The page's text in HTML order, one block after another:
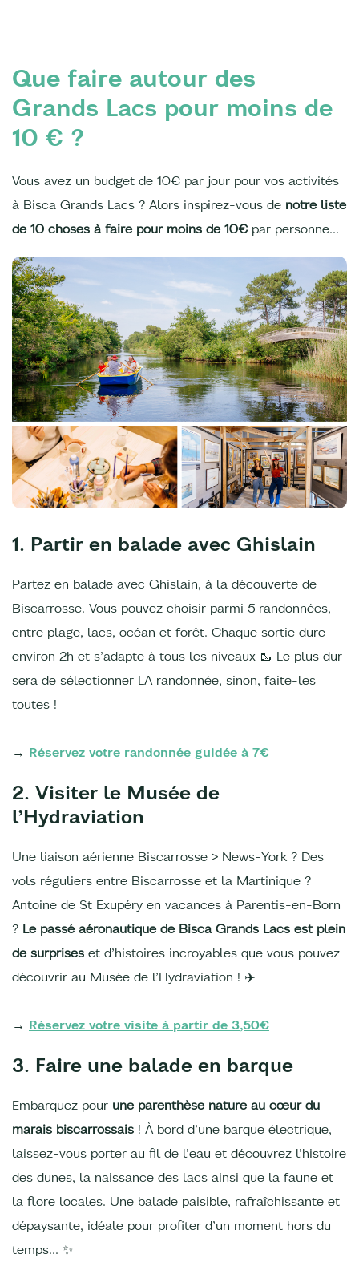
Que faire autour des
Grands Lacs pour moins de
10 € ?
Vous avez un budget de 10€ par jour pour vos activités
à Bisca Grands Lacs ? Alors inspirez-vous de notre liste
de 10 choses à faire pour moins de 10€par personne...
1. Partir en balade avec Ghislain
Partez en balade avec Ghislain, à la découverte de
Biscarrosse. Vous pouvez choisir parmi 5 randonnées,
entre plage, lacs, océan et forêt. Chaque sortie dure
environ 2h et s’adapte à tous les niveaux 🥾 Le plus dur
sera de sélectionner LA randonnée, sinon, faite-les
toutes !
→ Réservez votre randonnée guidée à 7€
2. Visiter le Musée de
l’Hydraviation
Une liaison aérienne Biscarrosse > News-York ? Des
vols réguliers entre Biscarrosse et la Martinique ?
Antoine de St Exupéry en vacances à Parentis-en-Born
? Le passé aéronautique de Bisca Grands Lacs est plein
de surprises et d’histoires incroyables que vous pouvez
découvrir au Musée de l’Hydraviation ! ✈️
→ Réservez votre visite à partir de 3,50€
3. Faire une balade en barque
Embarquez pour une parenthèse nature au cœur du
marais biscarrossais ! À bord d’une barque électrique,
laissez-vous porter au fil de l’eau et découvrez l’histoire
des dunes, la naissance des lacs ainsi que la faune et
la flore locales. Une balade paisible, rafraîchissante et
dépaysante, idéale pour profiter d’un moment hors du
temps… ✨